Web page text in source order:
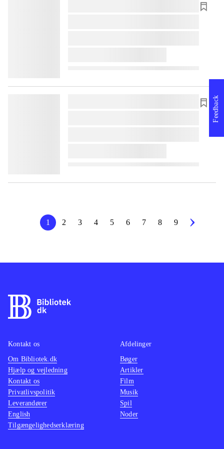
lorem ipsum dolor sit amet ...
lorem ipsum dolor sit amet ...
lorem ipsum dolor sit amet ...
lorem ipsum dolor sit amet ...
1 2 3 4 5 6 7 8 9
Feedback
Kontakt os
Om Bibliotek.dk
Hjælp og vejledning
Kontakt os
Privatlivspolitik
Leverandører
English
Tilgængelighedserklæring
Afdelinger
Bøger
Artikler
Film
Musik
Spil
Noder